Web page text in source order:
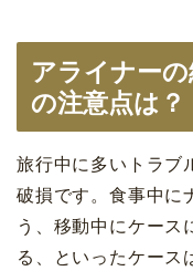
アライナー
の注意点は？
旅行中に多いトラブ
破損です。食事中に
う、移動中にケース
る、といったケース